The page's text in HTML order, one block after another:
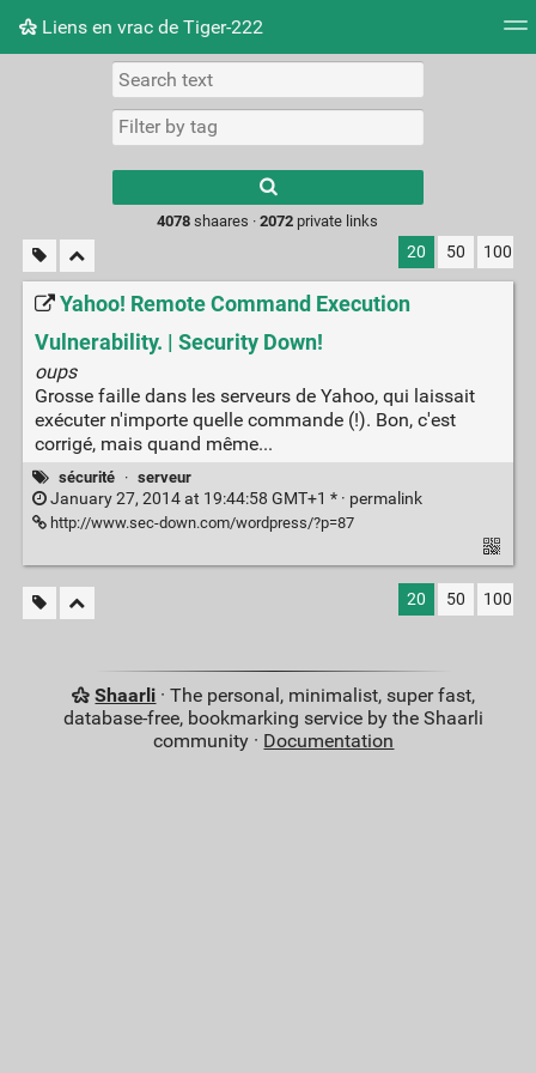
Liens en vrac de Tiger-222
Picture wall
results.
4078 shaares ·2072 private links
20 50 100
Yahoo! Remote Command Execution
Vulnerability. | Security Down!
oups
Grosse faille dans les serveurs de Yahoo, qui laissait
exécuter n'importe quelle commande (!). Bon, c'est
corrigé, mais quand même...
sécurité · serveur
January 27, 2014 at 19:44:58 GMT+1 * · permalink
http://www.sec-down.com/wordpress/?p=87
20 50 100
Shaarli · The personal, minimalist, super fast,
database-free, bookmarking service by the Shaarli
community · Documentation